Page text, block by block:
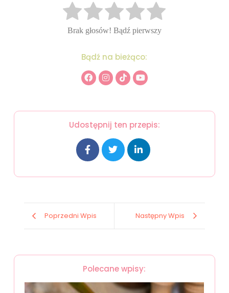
Brak głosów! Bądź pierwszy
Bądź na bieżąco:
Udostępnij ten przepis:
Poprzedni Wpis Następny Wpis
Polecane wpisy: